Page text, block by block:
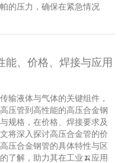
的压力，确保在紧急情况
能、价格、焊接与应用
输液体与气体的关键组件，
压管到高性能的高压合金钢
规格，在价格、焊接要求及
将深入探讨高压合金管的价
压合金钢管的具体特性与区
了解，助力其在工业🍌应用